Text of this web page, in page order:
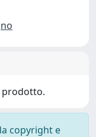
prodotto.
copyright e